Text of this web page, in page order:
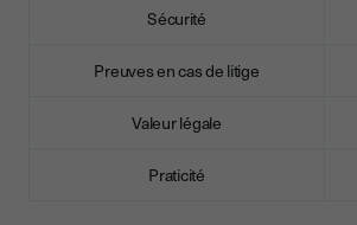
Sécurité
Preuves en cas de litige
Valeur légale
Praticité